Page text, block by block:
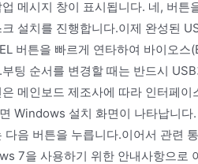
메시지 창이 표시됩니다. 네, 버
설치를 진행합니다.이제 완성된
버튼을 빠르게 연타하여 바이오
팅 순서를 변경할 때는 반드시
메인보드 제조사에 따라 인터페
Windows 설치 화면이 나타납니
다음 버튼을 누릅니다.이어서 관련
7을 사용하기 위한 안내사항으로